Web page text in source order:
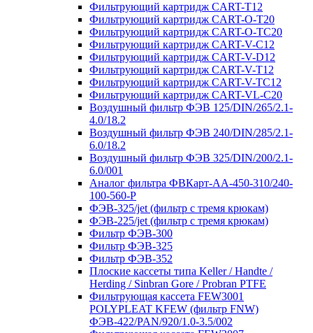
Фильтрующий картридж CART-T12
Фильтрующий картридж CART-O-T20
Фильтрующий картридж CART-O-TC20
Фильтрующий картридж CART-V-C12
Фильтрующий картридж CART-V-D12
Фильтрующий картридж CART-V-T12
Фильтрующий картридж CART-V-TC12
Фильтрующий картридж CART-VL-C20
Воздушный фильтр ФЭВ 125/DIN/265/2.1-
4.0/18.2
Воздушный фильтр ФЭВ 240/DIN/285/2.1-
6.0/18.2
Воздушный фильтр ФЭВ 325/DIN/200/2.1-
6.0/001
Аналог фильтра ФВКарт-АА-450-310/240-
100-560-P
ФЭВ-325/jet (фильтр с тремя крюкам)
ФЭВ-225/jet (фильтр с тремя крюкам)
Фильтр ФЭВ-300
Фильтр ФЭВ-325
Фильтр ФЭВ-352
Плоские кассеты типа Keller / Handte /
Herding / Sinbran Gore / Probran PTFE
Фильтрующая кассета FEW3001
POLYPLEAT KFEW (фильтр FNW)
ФЭВ-422/PAN/920/1.0-3.5/002